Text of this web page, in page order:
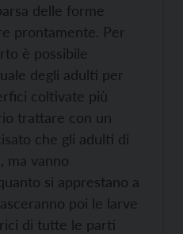
delle forme
prontamente. Per
è possibile
degli adulti per
coltivate più
trattare con un
che gli adulti di
ma vanno
si apprestano a
poi le larve
di tutte le parti